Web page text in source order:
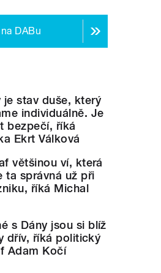
DABu
je stav duše, který
individuálně. Je
bezpečí, říká
Ekrt Válková
většinou ví, která
ta správná už při
říká Michal
s Dány jsou si blíž
dřív, říká politický
Adam Kočí